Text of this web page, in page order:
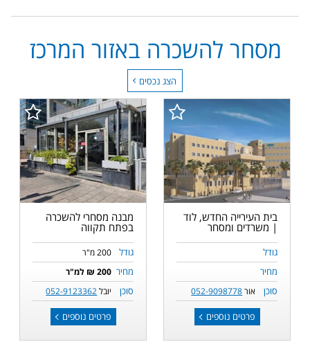
מסחר להשכרה באזור המרכז
הצג נכסים
בית העירייה החדש, לוד
| משרדים ומסחר
גודל
מחיר
סוכן
אור052-9098778
פרטים נוספים
מבנה מסחרי להשכרה
בפתח תקווה
גודל 200 מ"ר
מחיר 200 ₪ למ"ר
סוכן יובל052-9123362
פרטים נוספים